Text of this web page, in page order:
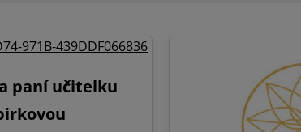
paní učitelku